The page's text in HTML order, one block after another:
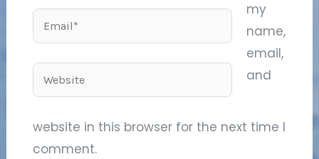
Email*
Website
my
name,
email,
and
website in this browser for the next time I
comment.